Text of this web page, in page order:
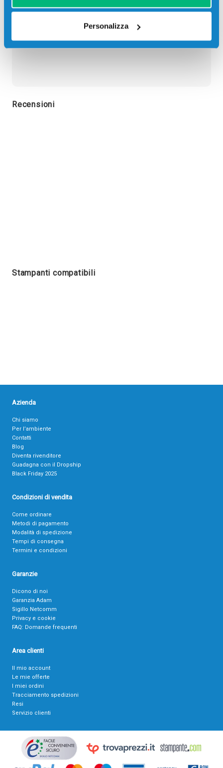
Personalizza
Recensioni
Stampanti compatibili
Azienda
Chi siamo
Per l’ambiente
Contatti
Blog
Diventa rivenditore
Guadagna con il Dropship
Black Friday 2025
Condizioni di vendita
Come ordinare
Metodi di pagamento
Modalità di spedizione
Tempi di consegna
Termini e condizioni
Garanzie
Dicono di noi
Garanzia Adam
Sigillo Netcomm
Privacy e cookie
FAQ: Domande frequenti
Area clienti
Il mio account
Le mie offerte
I miei ordini
Tracciamento spedizioni
Resi
Servizio clienti